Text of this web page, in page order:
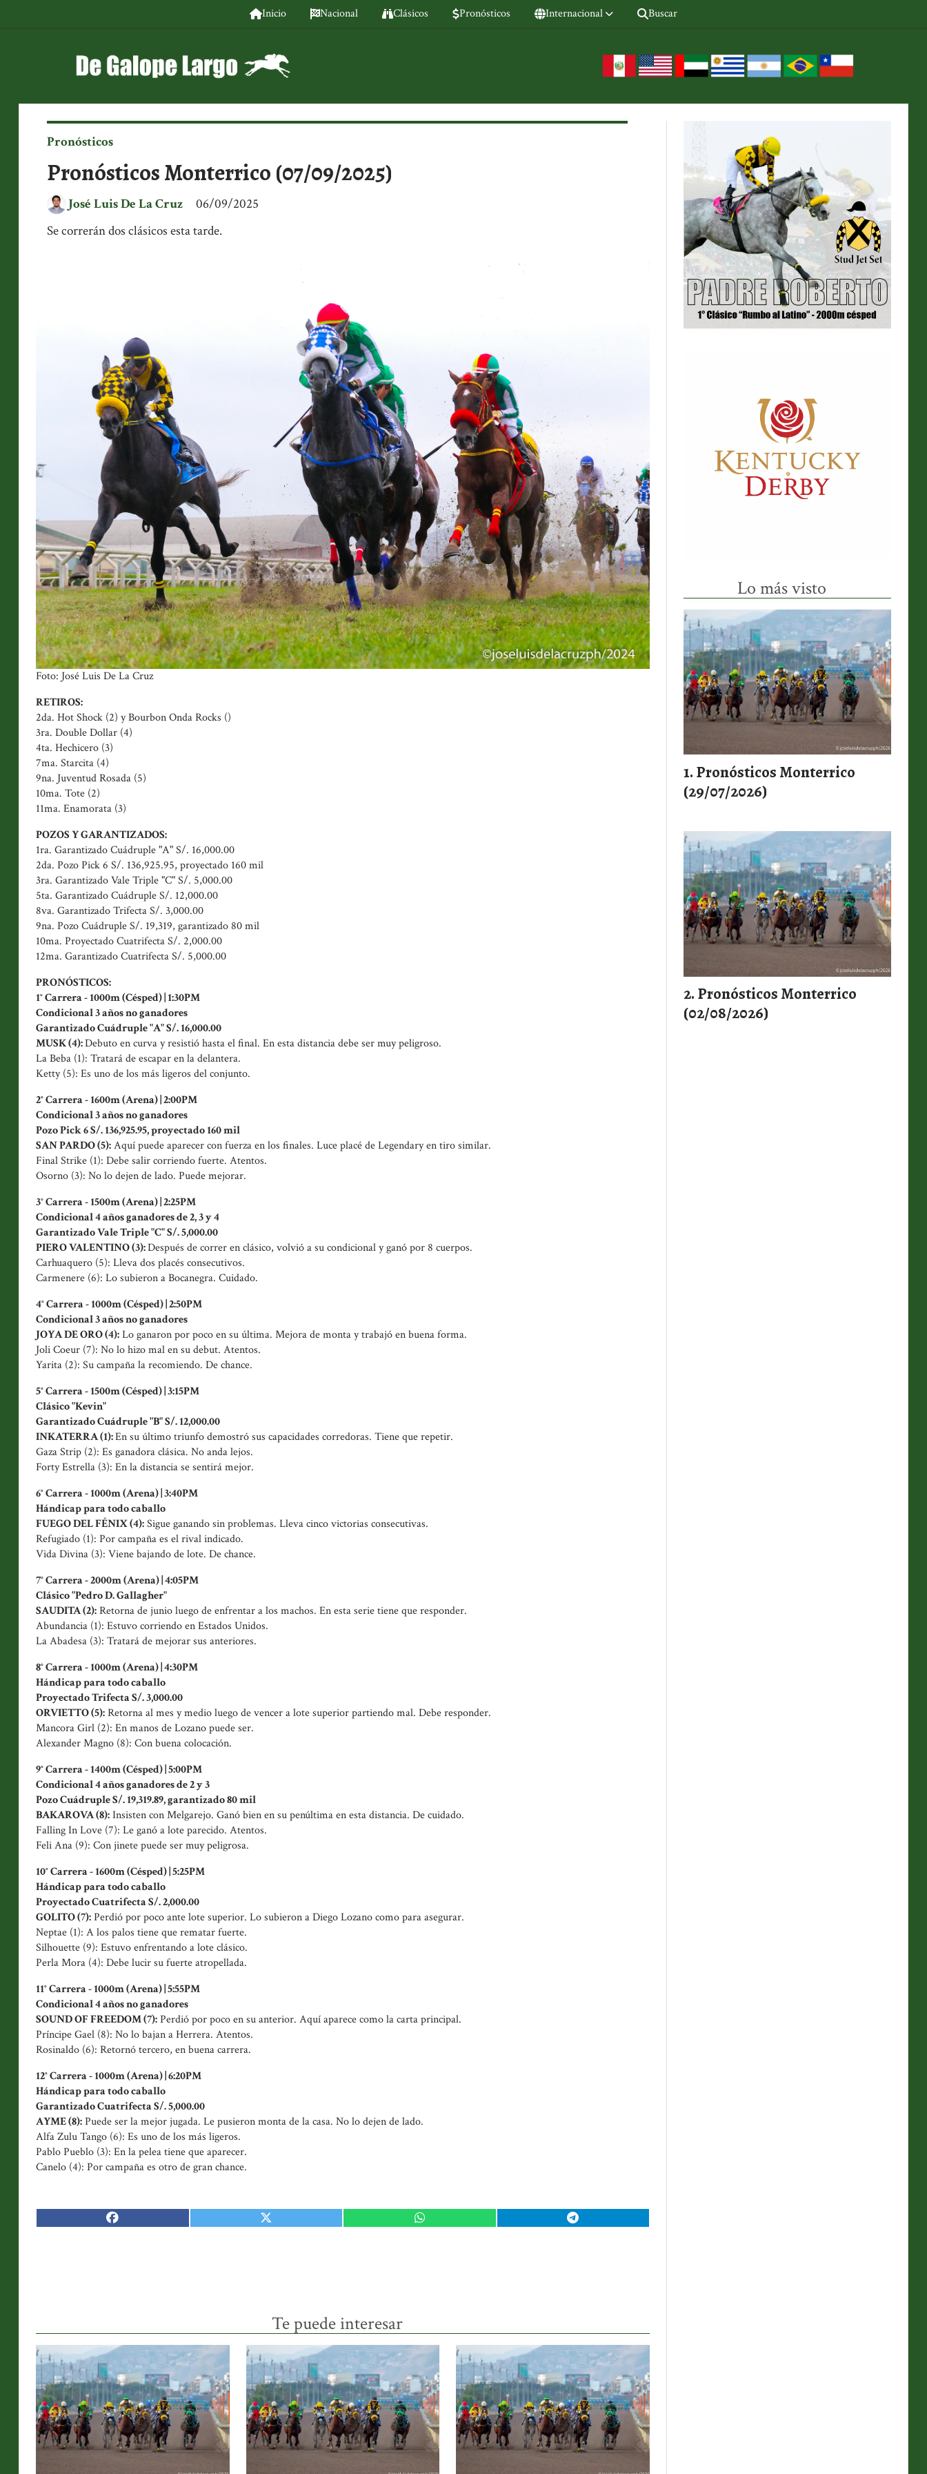
Inicio Nacional Clásicos Pronósticos Internacional Buscar
Pronósticos Monterrico (07/09/2025)
Se correrán dos clásicos esta tarde.
Pronósticos
06/09/2025
José Luis De La Cruz
Foto: José Luis De La Cruz
RETIROS:
2da. Hot Shock (2) y Bourbon Onda Rocks ()
3ra. Double Dollar (4)
4ta. Hechicero (3)
7ma. Starcita (4)
9na. Juventud Rosada (5)
10ma. Tote (2)
11ma. Enamorata (3)
POZOS Y GARANTIZADOS:
1ra. Garantizado Cuádruple "A" S/. 16,000.00
2da. Pozo Pick 6 S/. 136,925.95, proyectado 160 mil
3ra. Garantizado Vale Triple "C" S/. 5,000.00
5ta. Garantizado Cuádruple S/. 12,000.00
8va. Garantizado Trifecta S/. 3,000.00
9na. Pozo Cuádruple S/. 19,319, garantizado 80 mil
10ma. Proyectado Cuatrifecta S/. 2,000.00
12ma. Garantizado Cuatrifecta S/. 5,000.00
PRONÓSTICOS:
1° Carrera - 1000m (Césped) | 1:30PM
Condicional 3 años no ganadores
Garantizado Cuádruple "A" S/. 16,000.00
MUSK (4):Debuto en curva y resistió hasta el final. En esta distancia debe ser muy peligroso.
La Beba (1): Tratará de escapar en la delantera.
Ketty (5): Es uno de los más ligeros del conjunto.
2° Carrera - 1600m (Arena) | 2:00PM
Condicional 3 años no ganadores
Pozo Pick 6 S/. 136,925.95, proyectado 160 mil
SAN PARDO (5):Aquí puede aparecer con fuerza en los finales. Luce placé de Legendary en tiro similar.
Final Strike (1): Debe salir corriendo fuerte. Atentos.
Osorno (3): No lo dejen de lado. Puede mejorar.
3° Carrera - 1500m (Arena) | 2:25PM
Condicional 4 años ganadores de 2, 3 y 4
Garantizado Vale Triple "C" S/. 5,000.00
PIERO VALENTINO (3):Después de correr en clásico, volvió a su condicional y ganó por 8 cuerpos.
Carhuaquero (5): Lleva dos placés consecutivos.
Carmenere (6): Lo subieron a Bocanegra. Cuidado.
4° Carrera - 1000m (Césped) | 2:50PM
Condicional 3 años no ganadores
JOYA DE ORO (4):Lo ganaron por poco en su última. Mejora de monta y trabajó en buena forma.
Joli Coeur (7): No lo hizo mal en su debut. Atentos.
Yarita (2): Su campaña la recomiendo. De chance.
5° Carrera - 1500m (Césped) | 3:15PM
Clásico "Kevin"
Garantizado Cuádruple "B" S/. 12,000.00
INKATERRA (1):En su último triunfo demostró sus capacidades corredoras. Tiene que repetir.
Gaza Strip (2): Es ganadora clásica. No anda lejos.
Forty Estrella (3): En la distancia se sentirá mejor.
6° Carrera - 1000m (Arena) | 3:40PM
Hándicap para todo caballo
FUEGO DEL FÉNIX (4):Sigue ganando sin problemas. Lleva cinco victorias consecutivas.
Refugiado (1): Por campaña es el rival indicado.
Vida Divina (3): Viene bajando de lote. De chance.
7° Carrera - 2000m (Arena) | 4:05PM
Clásico "Pedro D. Gallagher"
SAUDITA (2):Retorna de junio luego de enfrentar a los machos. En esta serie tiene que responder.
Abundancia (1): Estuvo corriendo en Estados Unidos.
La Abadesa (3): Tratará de mejorar sus anteriores.
8° Carrera - 1000m (Arena) | 4:30PM
Hándicap para todo caballo
Proyectado Trifecta S/. 3,000.00
ORVIETTO (5):Retorna al mes y medio luego de vencer a lote superior partiendo mal. Debe responder.
Mancora Girl (2): En manos de Lozano puede ser.
Alexander Magno (8): Con buena colocación.
9° Carrera - 1400m (Césped) | 5:00PM
Condicional 4 años ganadores de 2 y 3
Pozo Cuádruple S/. 19,319.89, garantizado 80 mil
BAKAROVA (8):Insisten con Melgarejo. Ganó bien en su penúltima en esta distancia. De cuidado.
Falling In Love (7): Le ganó a lote parecido. Atentos.
Feli Ana (9): Con jinete puede ser muy peligrosa.
10° Carrera - 1600m (Césped) | 5:25PM
Hándicap para todo caballo
Proyectado Cuatrifecta S/. 2,000.00
GOLITO (7):Perdió por poco ante lote superior. Lo subieron a Diego Lozano como para asegurar.
Neptae (1): A los palos tiene que rematar fuerte.
Silhouette (9): Estuvo enfrentando a lote clásico.
Perla Mora (4): Debe lucir su fuerte atropellada.
11° Carrera - 1000m (Arena) | 5:55PM
Condicional 4 años no ganadores
SOUND OF FREEDOM (7):Perdió por poco en su anterior. Aquí aparece como la carta principal.
Príncipe Gael (8): No lo bajan a Herrera. Atentos.
Rosinaldo (6): Retornó tercero, en buena carrera.
12° Carrera - 1000m (Arena) | 6:20PM
Hándicap para todo caballo
Garantizado Cuatrifecta S/. 5,000.00
AYME (8):Puede ser la mejor jugada. Le pusieron monta de la casa. No lo dejen de lado.
Alfa Zulu Tango (6): Es uno de los más ligeros.
Pablo Pueblo (3): En la pelea tiene que aparecer.
Canelo (4): Por campaña es otro de gran chance.
Te puede interesar
Lo más visto
Pronósticos Monterrico
(29/07/2026)
Pronósticos Monterrico
(02/08/2026)